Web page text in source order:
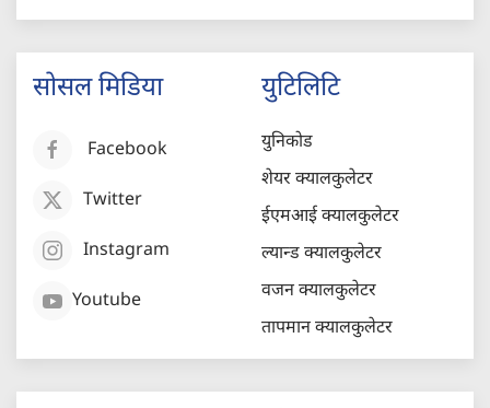
सोसल मिडिया
Facebook
Twitter
Instagram
Youtube
युटिलिटि
युनिकोड
शेयर क्यालकुलेटर
ईएमआई क्यालकुलेटर
ल्यान्ड क्यालकुलेटर
वजन क्यालकुलेटर
तापमान क्यालकुलेटर